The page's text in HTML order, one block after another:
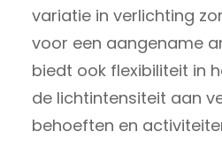
variatie in verlichting
voor een aangename
biedt ook flexibiliteit in
de lichtintensiteit aan
behoeften en